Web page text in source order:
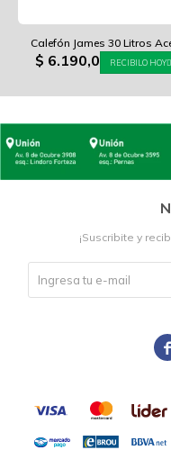
Calefón James 30 Litros
$ 6.190,0 RECIBILO HOY
¡Suscribite y
